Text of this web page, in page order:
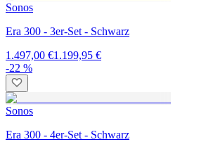
Sonos
Era 300 - 3er-Set - Schwarz
1.497,00 €1.199,95 €
-22 %
Sonos
Era 300 - 4er-Set - Schwarz